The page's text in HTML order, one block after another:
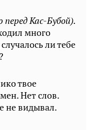
Кас-Бубой).
много
ли тебе
твое
Нет слов.
не видывал.